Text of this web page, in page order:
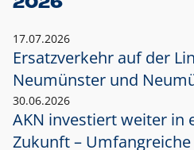
17.07.2026
Ersatzverkehr auf der
Neumünster und
30.06.2026
AKN investiert weiter in
Zukunft – Umfangreiche